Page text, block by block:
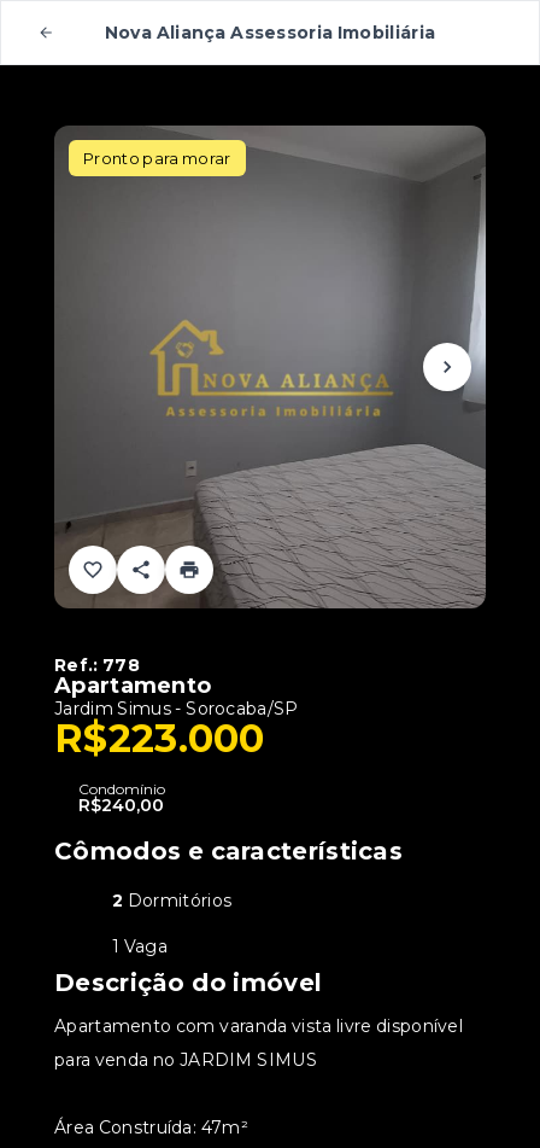
Nova Aliança Assessoria Imobiliária
Pronto para morar
Ref.: 778
Apartamento
Jardim Simus - Sorocaba/SP
R$223.000
Condomínio
R$240,00
Cômodos e características
2 Dormitórios
1 Vaga
Descrição do imóvel
Apartamento com varanda vista livre disponível
para venda no JARDIM SIMUS
Área Construída: 47m²